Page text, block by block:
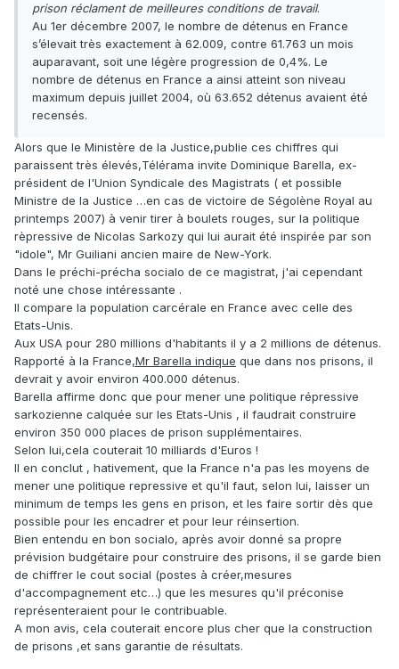
prison réclament de meilleures conditions de travail.
Au 1er décembre 2007, le nombre de détenus en France
s’élevait très exactement à 62.009, contre 61.763 un mois
auparavant, soit une légère progression de 0,4%. Le
nombre de détenus en France a ainsi atteint son niveau
maximum depuis juillet 2004, où 63.652 détenus avaient été
recensés.
Alors que le Ministère de la Justice,publie ces chiffres qui
paraissent très élevés,Télérama invite Dominique Barella, ex-
président de l'Union Syndicale des Magistrats ( et possible
Ministre de la Justice …en cas de victoire de Ségolène Royal au
printemps 2007) à venir tirer à boulets rouges, sur la politique
rèpressive de Nicolas Sarkozy qui lui aurait été inspirée par son
"idole", Mr Guiliani ancien maire de New-York.
Dans le préchi-précha socialo de ce magistrat, j'ai cependant
noté une chose intéressante .
Il compare la population carcérale en France avec celle des
Etats-Unis.
Aux USA pour 280 millions d'habitants il y a 2 millions de détenus.
Rapporté à la France,Mr Barella indique que dans nos prisons, il
devrait y avoir environ 400.000 détenus.
Barella affirme donc que pour mener une politique répressive
sarkozienne calquée sur les Etats-Unis , il faudrait construire
environ 350 000 places de prison supplémentaires.
Selon lui,cela couterait 10 milliards d'Euros !
Il en conclut , hativement, que la France n'a pas les moyens de
mener une politique repressive et qu'il faut, selon lui, laisser un
minimum de temps les gens en prison, et les faire sortir dès que
possible pour les encadrer et pour leur réinsertion.
Bien entendu en bon socialo, après avoir donné sa propre
prévision budgétaire pour construire des prisons, il se garde bien
de chiffrer le cout social (postes à créer,mesures
d'accompagnement etc…) que les mesures qu'il préconise
représenteraient pour le contribuable.
A mon avis, cela couterait encore plus cher que la construction
de prisons ,et sans garantie de résultats.